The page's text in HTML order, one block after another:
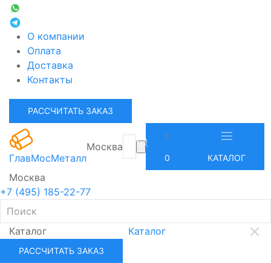
О компании
Оплата
Доставка
Контакты
РАССЧИТАТЬ ЗАКАЗ
ГлавМосМеталл
Москва
0 КАТАЛОГ
Москва
+7 (495) 185-22-77
Каталог Каталог
РАССЧИТАТЬ ЗАКАЗ